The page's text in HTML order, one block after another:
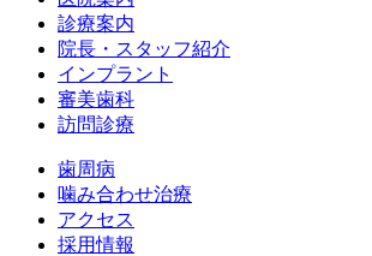
診療案内
院長・スタッフ紹介
インプラント
審美歯科
訪問診療
歯周病
噛み合わせ治療
アクセス
採用情報